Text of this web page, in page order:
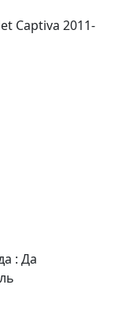
Captiva 2011-
: Да